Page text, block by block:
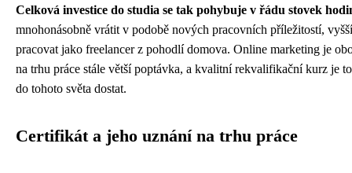
Celková investice do studia se tak pohybuje v řádu stovek
mnohonásobně vrátit v podobě nových pracovních příležitostí,
pracovat jako freelancer z pohodlí domova. Online marketing je
na trhu práce stále větší poptávka, a kvalitní rekvalifikační kurz je
do tohoto světa dostat.
Certifikát a jeho uznání na trhu práce